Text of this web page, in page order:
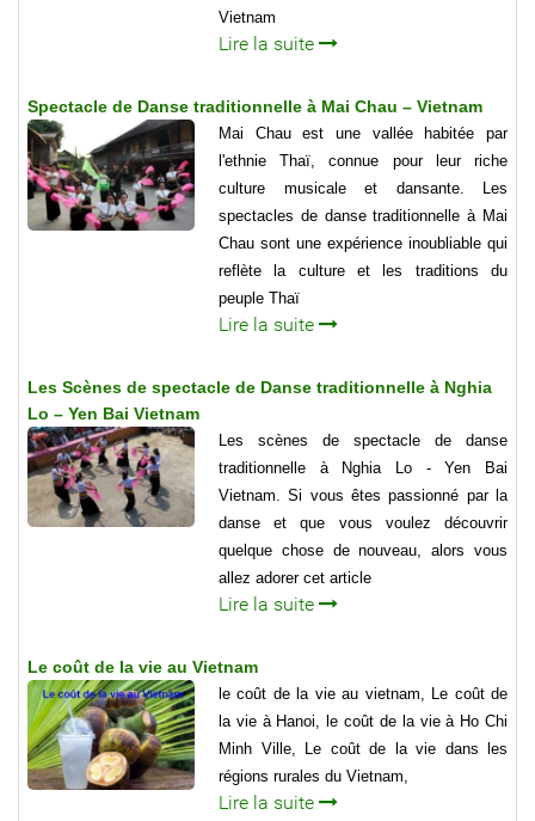
Vietnam
Lire la suite
Spectacle de Danse traditionnelle à Mai Chau – Vietnam
Mai Chau est une vallée habitée par
l'ethnie Thaï, connue pour leur riche
culture musicale et dansante. Les
spectacles de danse traditionnelle à Mai
Chau sont une expérience inoubliable qui
reflète la culture et les traditions du
peuple Thaï
Lire la suite
Les Scènes de spectacle de Danse traditionnelle à Nghia
Lo – Yen Bai Vietnam
Les scènes de spectacle de danse
traditionnelle à Nghia Lo - Yen Bai
Vietnam. Si vous êtes passionné par la
danse et que vous voulez découvrir
quelque chose de nouveau, alors vous
allez adorer cet article
Lire la suite
Le coût de la vie au Vietnam
le coût de la vie au vietnam, Le coût de
la vie à Hanoi, le coût de la vie à Ho Chi
Minh Ville, Le coût de la vie dans les
régions rurales du Vietnam,
Lire la suite